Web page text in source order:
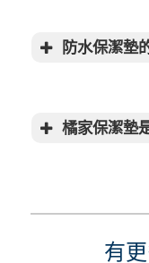
折】優
防水保潔墊
橘家保潔墊
有